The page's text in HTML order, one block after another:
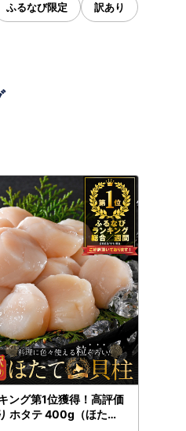
ふるなび限定 訳あり
ング第1位獲得！高評価
ホタテ 400g（ほたて